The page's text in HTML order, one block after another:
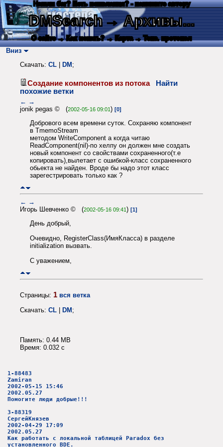
Нашли баг? Есть пожелания? - напишите автору
DMSearch→ Архивы...
О сайте → Как искать? → Карта → Текс. протокол
Вниз
Скачать: CL DM ;
Создание компонентов из потока
Найти
похожие ветки
← →
jonik pegas © (2002-05-16 09:01) [0]
Добрового всем времени суток. Сохраняю компонент
в TmemoStream
методом WriteComponent а когда читаю
ReadComponent(nil)-по хелпу он должен мне создать
новый компонент со свойствами сохраненного(т.е
копировать),вылетает с ошибкой-класс сохраненного
обьекта не найден. Вроде бы надо этот класс
зарегестрировать только как ?
← →
Игорь Шевченко © (2002-05-16 09:41) [1]
День добрый,
Очевидно, RegisterClass(ИмяКласса) в разделе
initialization вызвать.
С уважением,
Страницы: 1 вся ветка
Скачать: CL DM ;
Память: 0.44 MB
Время: 0.032 c
1-88483
Zamiran
2002-05-15 15:46
2002.05.27
Помогите люди добрые!!!
3-88319
СергейКнязев
2002-04-29 17:09
2002.05.27
Как работать с локальной таблицей Paradox без
установленного BDE.